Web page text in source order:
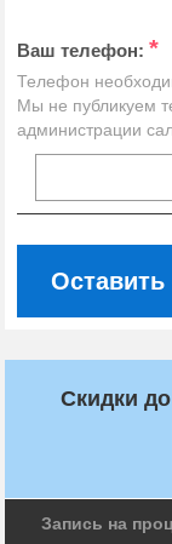
Ваш телефон: *
Телефон
Мы не публикуем
администрации
Скидки
Запись на